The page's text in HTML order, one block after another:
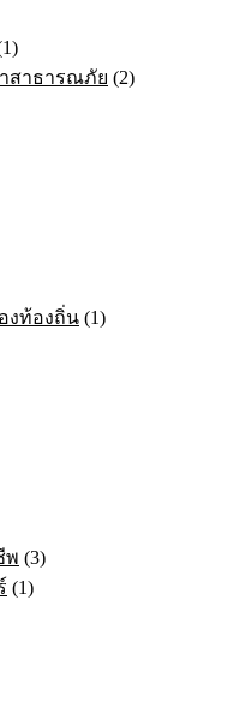
สาธารณภัย (2)
งท้องถิ่น (1)
พ (3)
(1)